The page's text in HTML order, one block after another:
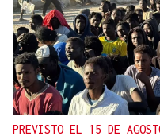
PREVISTO EL 15 DE